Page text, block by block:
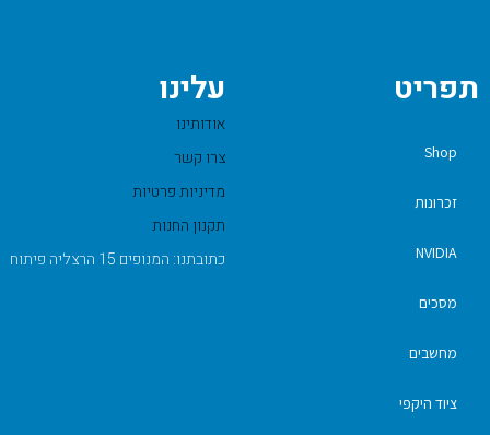
תפריט
Shop
זכרונות
NVIDIA
מסכים
מחשבים
ציוד היקפי
עלינו
אודותינו
צרו קשר
מדיניות פרטיות
תקנון החנות
כתובתנו: המנופים 15 הרצליה פיתוח